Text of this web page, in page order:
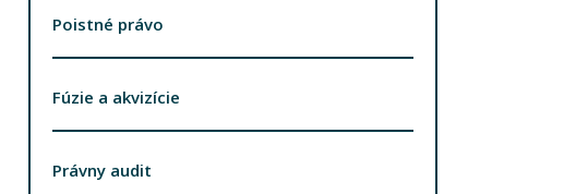
Poistné právo
Fúzie a akvizície
Právny audit